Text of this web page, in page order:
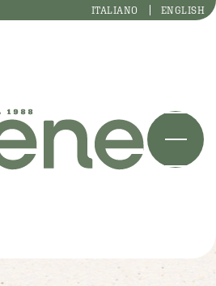
ITALIANO ENGLISH